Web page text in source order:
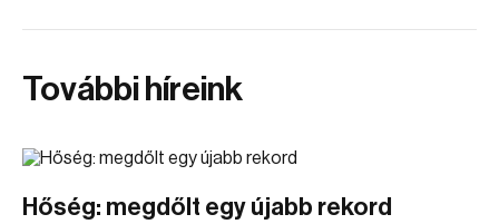
További híreink
Hőség: megdőlt egy újabb rekord